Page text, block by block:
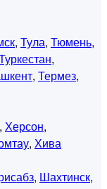
, Тула, Тюмень,
,
, Термез,
, Херсон,
, Хива
, Шахтинск,